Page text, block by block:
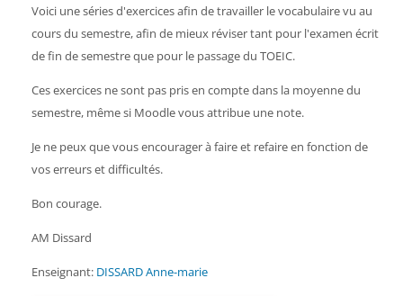
Voici une séries d'exercices afin de travailler le vocabulaire vu au
cours du semestre, afin de mieux réviser tant pour l'examen écrit
de fin de semestre que pour le passage du TOEIC.
Ces exercices ne sont pas pris en compte dans la moyenne du
semestre, même si Moodle vous attribue une note.
Je ne peux que vous encourager à faire et refaire en fonction de
vos erreurs et difficultés.
Bon courage.
AM Dissard
Enseignant: DISSARD Anne-marie